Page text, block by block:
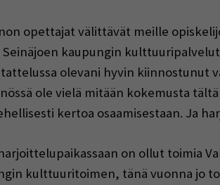
opettajat välittävät meille
Seinäjoen kaupungin
olevani hyvin kiinnostunut
ole vielä mitään kokemusta
kertoa osaamisestaan. Ja
on ollut toimia
kulttuuritoimen, tänä vuonna jo